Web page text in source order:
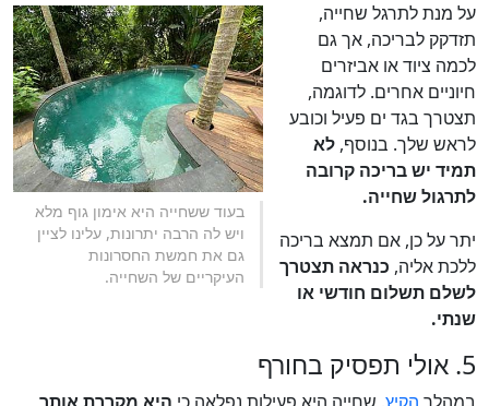
בעוד ששחייה היא אימון גוף מלא
ויש לה הרבה יתרונות, עלינו לציין
גם את חמשת החסרונות
העיקריים של השחייה.
על מנת לתרגל שחייה,
תזדקק לבריכה, אך גם
לכמה ציוד או אביזרים
חיוניים אחרים. לדוגמה,
תצטרך בגד ים פעיל וכובע
לראש שלך. בנוסף, לא
תמיד יש בריכה קרובה
לתרגול שחייה.
יתר על כן, אם תמצא בריכה
ללכת אליה, כנראה תצטרך
לשלם תשלום חודשי או
שנתי.
5. אולי תפסיק בחורף